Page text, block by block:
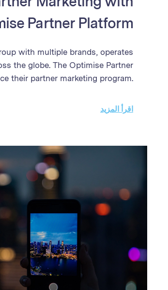
Partner Platform
with multiple brands, operates
the globe. The Optimise Partner
their partner marketing program.
the efficiency of campaign
and streamlined payment
exponential growth in sales and
The success demonstrates the
in driving business growth
affiliate marketing excellence.
اقرأ المزيد